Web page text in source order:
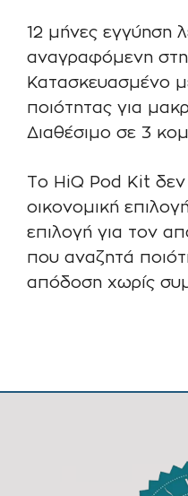
12 μήνες εγγύηση
αναγραφόμενη στη
Κατασκευασμένο
ποιότητας για
Διαθέσιμο σε 3
Το HiQ Pod Kit
οικονομική
επιλογή για τον
που αναζητά
απόδοση χωρίς